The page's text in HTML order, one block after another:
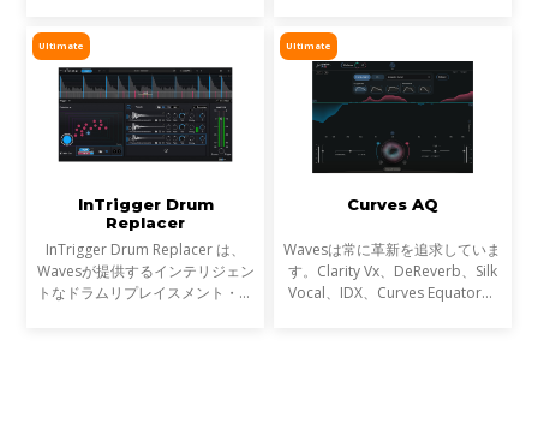
ウンドは世界を席巻しました。し
かし今、音楽は単なる音圧では
イブ音声のトリートメントに最適
です。
Ultimate
InTrigger Drum
Replacer
InTrigger Drum Replacer は、
Wavesが提供するインテリジェン
トなドラムリプレイスメント・プ
Ultimate
Curves AQ
Wavesは常に革新を追求していま
す。Clarity Vx、DeReverb、Silk
Vocal、IDX、Curves Equator、